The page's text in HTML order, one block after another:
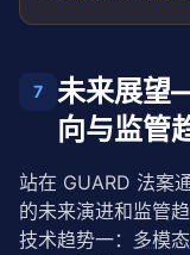
7
未来展望
向与监管
站在 GUARD 法案
的未来演进和监管
技术趋势一： 多模态